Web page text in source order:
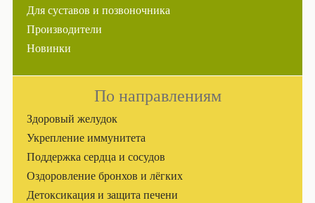
Для суставов и позвоночника
Производители
Новинки
По направлениям
Здоровый желудок
Укрепление иммунитета
Поддержка сердца и сосудов
Оздоровление бронхов и лёгких
Детоксикация и защита печени